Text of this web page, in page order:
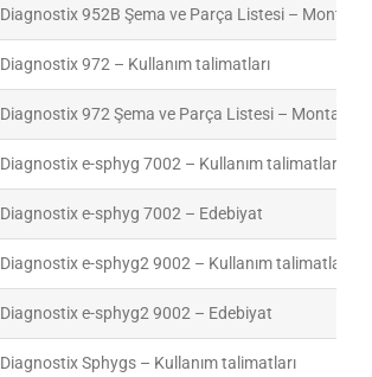
Diagnostix 952B Şema ve Parça Listesi – Montaj
Diagnostix 972 – Kullanım talimatları
Diagnostix 972 Şema ve Parça Listesi – Montaj
Diagnostix e-sphyg 7002 – Kullanım talimatları
Diagnostix e-sphyg 7002 – Edebiyat
Diagnostix e-sphyg2 9002 – Kullanım talimatları
Diagnostix e-sphyg2 9002 – Edebiyat
Diagnostix Sphygs – Kullanım talimatları